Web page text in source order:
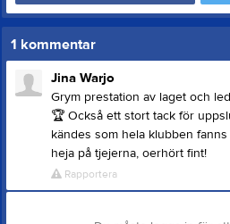
1 kommentar
Jina Warjo
Grym prestation av laget och
🏆 Också ett stort tack för
kändes som hela klubben
heja på tjejerna, oerhört fint!
Rapportera